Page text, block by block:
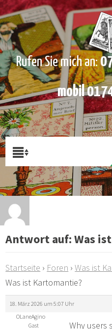
Rufen Sie mich an:
mobil
Antwort auf: Was
Startseite › Foren › Was ist
Was ist Kartomantie?
18. März 2026 um 5:07 Uhr
OLaneAgino
Gast
Why users